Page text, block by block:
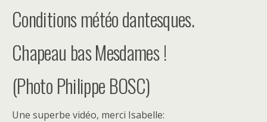
Conditions météo dantesques.
Chapeau bas Mesdames !
(Photo Philippe BOSC)
Une superbe vidéo, merci Isabelle: